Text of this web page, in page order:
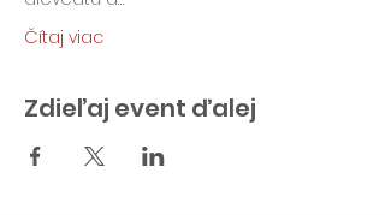
Čítaj viac
Zdieľaj event ďalej